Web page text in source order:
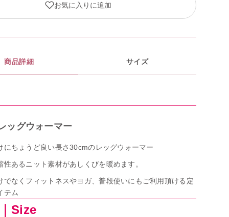
お気に入りに追加
商品詳細 サイズ
ッグウォーマー
にちょうど良い長さ30cmのレッグウォーマー
性あるニット素材があしくびを暖めます。
でなくフィットネスやヨガ、普段使いにもご利用頂ける定
テム
Size